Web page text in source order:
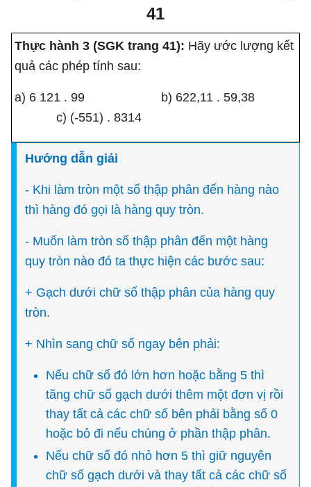
41
Thực hành 3 (SGK trang 41): Hãy ước lượng kết
quả các phép tính sau:
a) 6 121 . 99 b) 622,11 . 59,38
c) (-551) . 8314
Hướng dẫn giải
- Khi làm tròn một số thập phân đến hàng nào
thì hàng đó gọi là hàng quy tròn.
- Muốn làm tròn số thập phân đến một hàng
quy tròn nào đó ta thực hiện các bước sau:
+ Gạch dưới chữ số thập phân của hàng quy
tròn.
+ Nhìn sang chữ số ngay bên phải:
Nếu chữ số đó lớn hơn hoặc bằng 5 thì
tăng chữ số gạch dưới thêm một đơn vị rồi
thay tất cả các chữ số bên phải bằng số 0
hoặc bỏ đi nếu chúng ở phần thập phân.
Nếu chữ số đó nhỏ hơn 5 thì giữ nguyên
chữ số gạch dưới và thay tất cả các chữ số